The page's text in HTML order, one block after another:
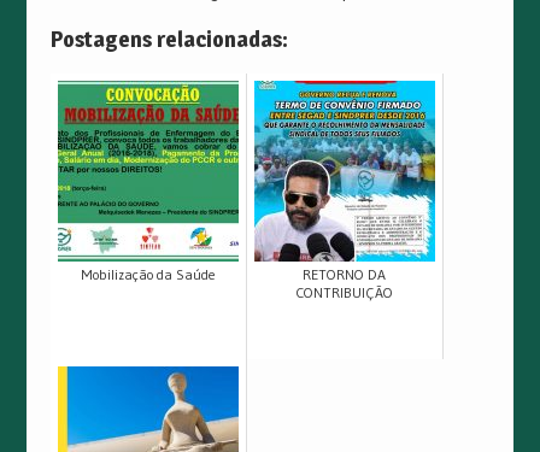
Postagens relacionadas:
Mobilização da Saúde
RETORNO DA
CONTRIBUIÇÃO